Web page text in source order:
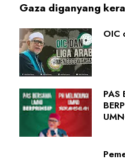
Gaza diganyang
OIC
PAS